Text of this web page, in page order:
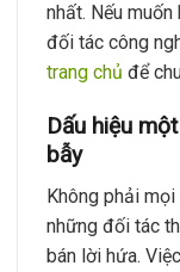
nhất. Nếu
đối tác công
trang chủ để
Dấu hiệu
bẫy
Không phải mọi
những đối tác
bán lời hứa.